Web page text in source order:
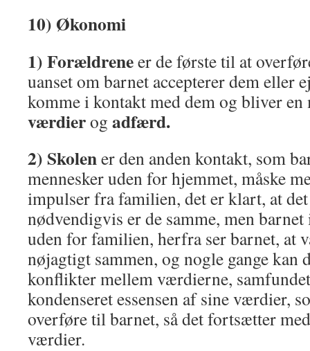
10) Økonomi
1) Forældreneer de første til at
uanset om barnet accepterer dem eller
komme i kontakt med dem og bliver
værdierog adfærd.
2) Skolener den anden kontakt, som
mennesker uden for hjemmet, måske
impulser fra familien, det er klart, at
nødvendigvis er de samme, men
uden for familien, herfra ser barnet, at
nøjagtigt sammen, og nogle gange kan
konflikter mellem værdierne,
kondenseret essensen af sine værdier,
overføre til barnet, så det fortsætter
værdier.